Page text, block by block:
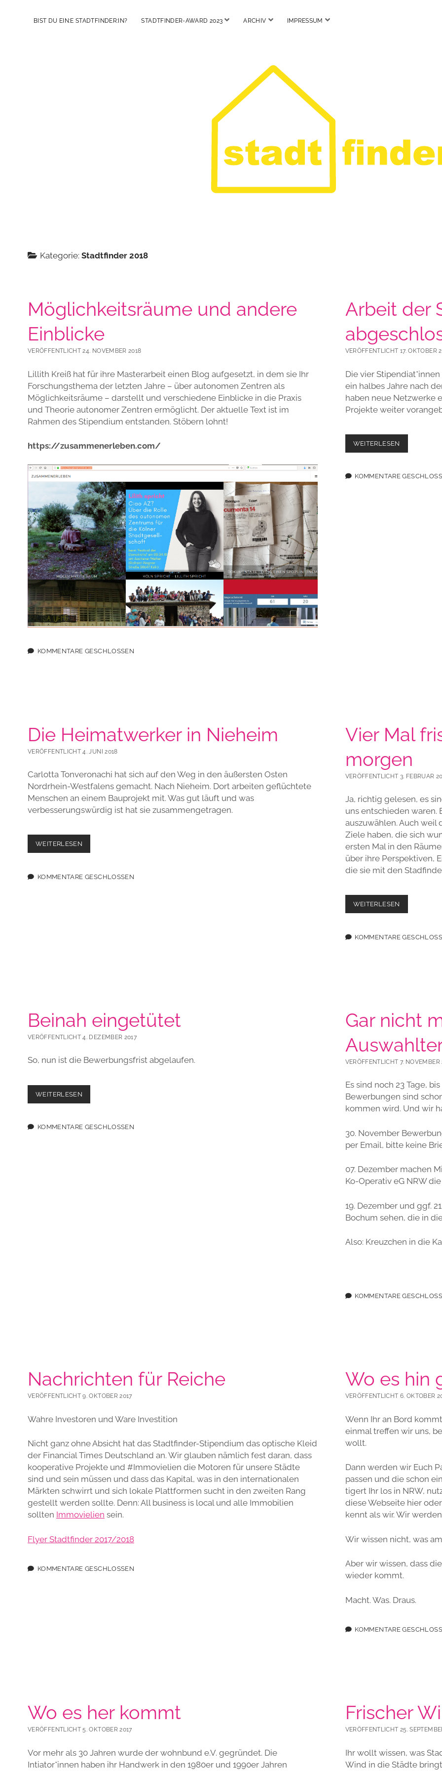
BIST DU EIN:E STADTFINDER:IN? STADTFINDER-AWARD 2023 MenüARCHIV Menü
IMPRESSUM Menü
Stadtfinder.org
Kategorie: Stadtfinder 2018
Möglichkeitsräume und andere
Einblicke
VERÖFFENTLICHT 24. NOVEMBER 2018
Lillith Kreiß hat für ihre Masterarbeit einen Blog aufgesetzt, in dem sie Ihr
Forschungsthema der letzten Jahre – über autonomen Zentren als
Möglichkeitsräume – darstellt und verschiedene Einblicke in die Praxis
und Theorie autonomer Zentren ermöglicht. Der aktuelle Text ist im
Rahmen des Stipendium entstanden. Stöbern lohnt!
https://zusammenerleben.com/
KOMMENTARE GESCHLOSSEN
Arbeit der
VERÖFFENTLICHT 17. OKTOBER
Die vier
ein halbes Jahre nach
haben neue Netzwerke
Projekte weiter
WEITERLESEN
DER
KOMMENTARE
Die Heimatwerker in Nieheim
VERÖFFENTLICHT 4. JUNI 2018
Carlotta Tonveronachi hat sich auf den Weg in den äußersten Osten
Nordrhein-Westfalens gemacht. Nach Nieheim. Dort arbeiten geflüchtete
Menschen an einem Bauprojekt mit. Was gut läuft und was
verbesserungswürdig ist hat sie zusammengetragen.
WEITERLESEN
HEIMATWERKER
KOMMENTARE GESCHLOSSEN
Vier Mal
morgen
VERÖFFENTLICHT 3. FEBRUAR
Ja, richtig gelesen, es
uns entschieden waren.
auszuwählen. Auch weil
Ziele haben, die sich
ersten Mal in den
über ihre Perspektiven,
die sie mit den
WEITERLESEN
MAL
VON
KOMMENTARE
Beinah eingetütet
VERÖFFENTLICHT 4. DEZEMBER 2017
So, nun ist die Bewerbungsfrist abgelaufen.
WEITERLESEN
EINGETÜTET
KOMMENTARE GESCHLOSSEN
Gar nicht
VERÖFFENTLICHT 7. NOVEMBER
Es sind noch 23 Tage,
Bewerbungen sind
kommen wird. Und wir
30. November
per Email, bitte keine
07. Dezember machen
Ko-Operativ eG NRW
19. Dezember und ggf.
Bochum sehen, die in
Also: Kreuzchen in die
KOMMENTARE
Nachrichten für Reiche
VERÖFFENTLICHT 9. OKTOBER 2017
Wahre Investoren und Ware Investition
Nicht ganz ohne Absicht hat das Stadtfinder-Stipendium das optische Kleid
der Financial Times Deutschland an. Wir glauben nämlich fest daran, dass
kooperative Projekte und #Immovielien die Motoren für unsere Städte
sind und sein müssen und dass das Kapital, was in den internationalen
Märkten schwirrt und sich lokale Plattformen sucht in den zweiten Rang
gestellt werden sollte. Denn: All business is local und alle Immobilien
sollten Immovielien sein.
Flyer Stadtfinder 2017/2018
KOMMENTARE GESCHLOSSEN
Wo es hin
VERÖFFENTLICHT 6. OKTOBER
Wenn Ihr an Bord
einmal treffen wir uns,
wollt.
Dann werden wir Euch
passen und die schon
tigert Ihr los in NRW,
diese Webseite hier
kennt als wir. Wir
Wir wissen nicht, was
Aber wir wissen, dass
wieder kommt.
Macht. Was. Draus.
KOMMENTARE
Wo es her kommt
VERÖFFENTLICHT 5. OKTOBER 2017
Vor mehr als 30 Jahren wurde der wohnbund e.V. gegründet. Die
Intiator*innen haben ihr Handwerk in den 1980er und 1990er Jahren
Frischer
VERÖFFENTLICHT 25.
Ihr wollt wissen, was
Wind in die Städte